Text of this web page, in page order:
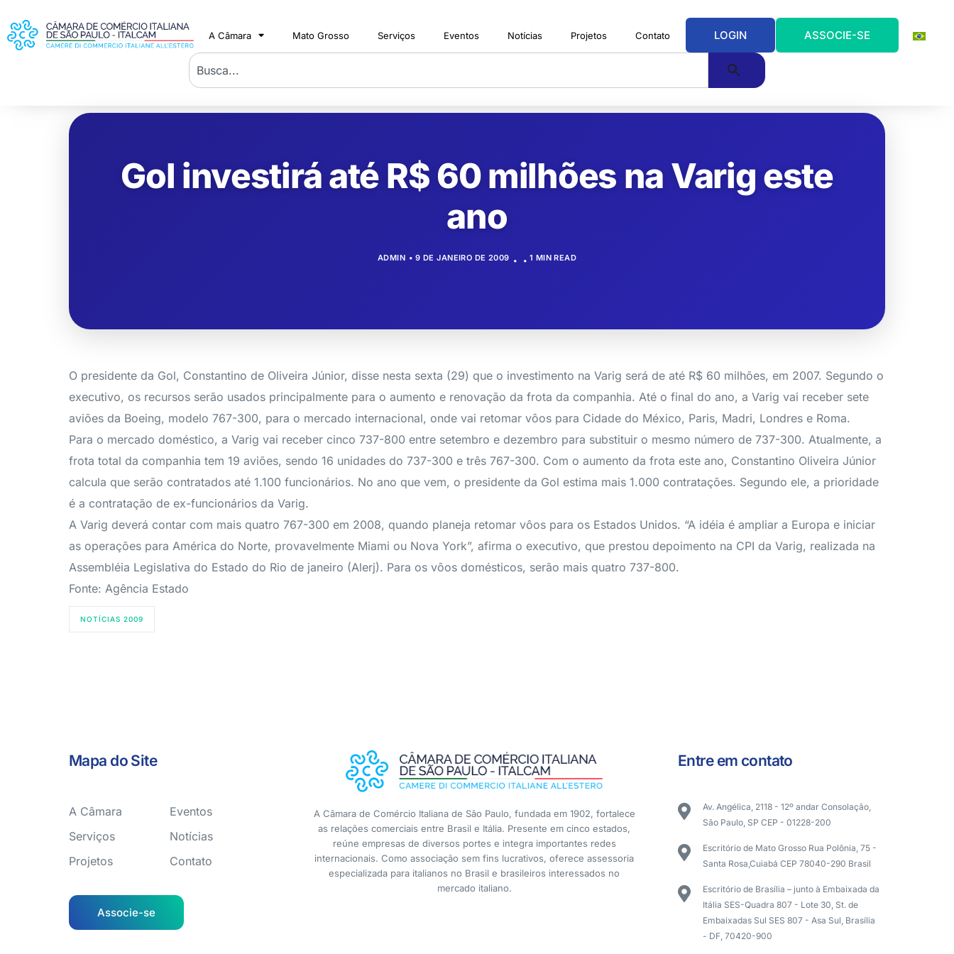
A Câmara Mato Grosso Serviços Eventos Notícias Projetos Contato LOGIN ASSOCIE-SE
Gol investirá até R$ 60 milhões na Varig este
ano
ADMIN 9 DE JANEIRO DE 2009 1 MIN READ
O presidente da Gol, Constantino de Oliveira Júnior, disse nesta sexta (29) que o investimento na Varig será de até R$ 60 milhões, em 2007. Segundo o
executivo, os recursos serão usados principalmente para o aumento e renovação da frota da companhia. Até o final do ano, a Varig vai receber sete
aviões da Boeing, modelo 767-300, para o mercado internacional, onde vai retomar vôos para Cidade do México, Paris, Madri, Londres e Roma.
Para o mercado doméstico, a Varig vai receber cinco 737-800 entre setembro e dezembro para substituir o mesmo número de 737-300. Atualmente, a
frota total da companhia tem 19 aviões, sendo 16 unidades do 737-300 e três 767-300. Com o aumento da frota este ano, Constantino Oliveira Júnior
calcula que serão contratados até 1.100 funcionários. No ano que vem, o presidente da Gol estima mais 1.000 contratações. Segundo ele, a prioridade
é a contratação de ex-funcionários da Varig.
A Varig deverá contar com mais quatro 767-300 em 2008, quando planeja retomar vôos para os Estados Unidos. “A idéia é ampliar a Europa e iniciar
as operações para América do Norte, provavelmente Miami ou Nova York”, afirma o executivo, que prestou depoimento na CPI da Varig, realizada na
Assembléia Legislativa do Estado do Rio de janeiro (Alerj). Para os vôos domésticos, serão mais quatro 737-800.
Fonte: Agência Estado
NOTÍCIAS 2009
Mapa do Site
A Câmara
Serviços
Projetos
Eventos
Notícias
Contato
Associe-se
A Câmara de Comércio Italiana de São Paulo, fundada em 1902, fortalece
as relações comerciais entre Brasil e Itália. Presente em cinco estados,
reúne empresas de diversos portes e integra importantes redes
internacionais. Como associação sem fins lucrativos, oferece assessoria
especializada para italianos no Brasil e brasileiros interessados no
mercado italiano.
Entre em contato
Av. Angélica, 2118 - 12º andar Consolação,
São Paulo, SP CEP - 01228-200
Escritório de Mato Grosso Rua Polônia, 75 -
Santa Rosa,Cuiabá CEP 78040-290 Brasil
Escritório de Brasília – junto à Embaixada da
Itália SES-Quadra 807 - Lote 30, St. de
Embaixadas Sul SES 807 - Asa Sul, Brasília
- DF, 70420-900